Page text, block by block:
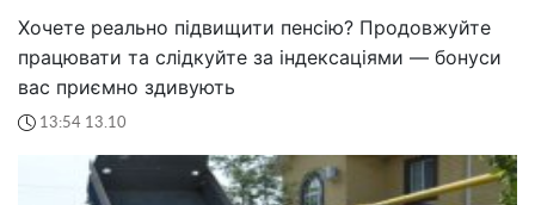
Хочете реально підвищити пенсію? Продовжуйте
працювати та слідкуйте за індексаціями — бонуси
вас приємно здивують
13:54 13.10